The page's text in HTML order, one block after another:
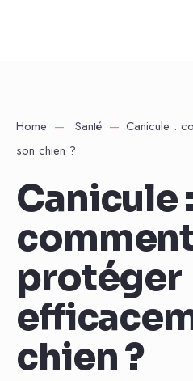
Home Santé
Canicule :
son chien ?
Canicule :
protéger
chien ?